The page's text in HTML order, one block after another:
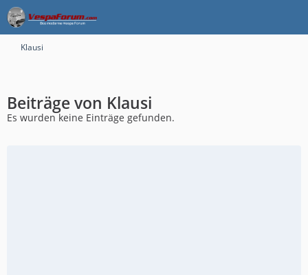
Klausi
Beiträge von Klausi
Es wurden keine Einträge gefunden.